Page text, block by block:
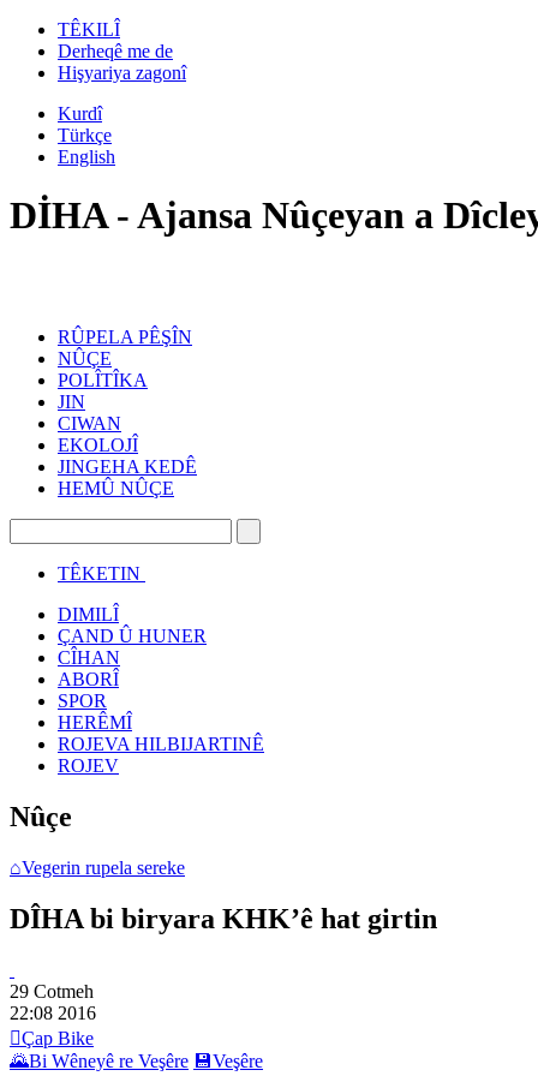
TÊKILÎ
Derheqê me de
Hişyariya zagonî
Kurdî
Türkçe
English
DİHA - Ajansa Nûçeyan a
RÛPELA PÊŞÎN
NÛÇE
POLÎTÎKA
JIN
CIWAN
EKOLOJÎ
JINGEHA KEDÊ
HEMÛ NÛÇE
TÊKETIN
DIMILÎ
ÇAND Û HUNER
CÎHAN
ABORÎ
SPOR
HERÊMÎ
ROJEVA HILBIJARTINÊ
ROJEV
Nûçe
⌂Vegerin rupela sereke
DÎHA bi biryara KHK’ê hat girtin
29 Cotmeh
22:08 2016
Çap Bike
🌄Bi Wêneyê re Veşêre 💾Veşêre